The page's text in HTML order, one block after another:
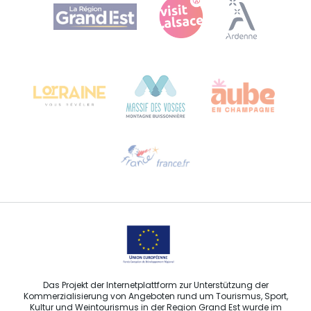
Agence Régionale du Tourisme Grand Est
Bureau de Colmar (Hauptverwaltung)
Sprechen Sie uns per E-Mail an
Das Projekt der Internetplattform zur Unterstützung der
Kommerzialisierung von Angeboten rund um Tourismus, Sport,
Kultur und Weintourismus in der Region Grand Est wurde im